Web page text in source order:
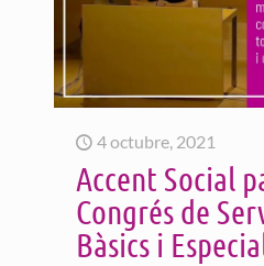
4 octubre, 2021
Accent Social
Congrés de
Bàsics i